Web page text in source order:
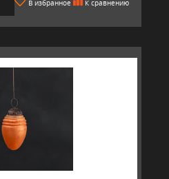
В избранное К сравнению